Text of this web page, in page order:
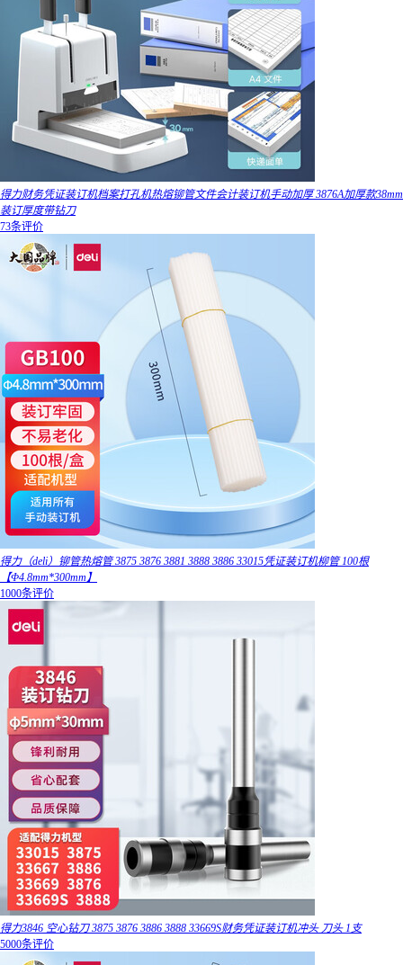
得力财务凭证装订机档案打孔机热熔铆管文件会计装订机手动加厚 3876A加厚款38mm
装订厚度带钻刀
73条评价
得力（deli）铆管热熔管 3875 3876 3881 3888 3886 33015凭证装订机柳管 100根
【Φ4.8mm*300mm】
1000条评价
得力3846 空心钻刀 3875 3876 3886 3888 33669S财务凭证装订机冲头 刀头 1支
5000条评价